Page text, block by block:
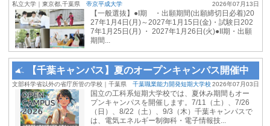
2026年07月13日
私立大学｜東京都,千葉県 帝京平成大学
【一般選抜】●I期 ・出願期間(出願締切日必着)20
27年1月4日(月)～2027年1月15日(金)・試験日202
7年1月25日(月) ・ 2027年1月26日(火)●II期・出願
期間...
【千葉キャンパス】夏のオープンキャンパス開催中
2026年07月03日
文部科学省以外の省庁所管の学校｜千葉県 千葉職業能力開発短期大学校
国立の工科系短期大学校では、夏休み期間もオー
プンキャンパスを開催します。7/11（土）、7/26
（日）、8/22（土）、9/3（木）千葉キャンパスで
は、電気エネルギー制御科・電子情報技...